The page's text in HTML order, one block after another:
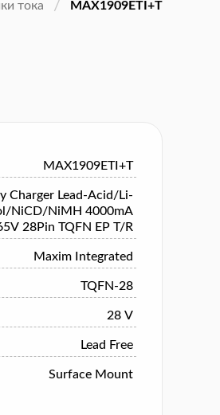
тока MAX1909ETI+T
MAX1909ETI+T
Charger Lead-Acid/Li-
NiCD/NiMH 4000mA
28Pin TQFN EP T/R
Maxim Integrated
TQFN-28
28 V
Lead Free
Surface Mount